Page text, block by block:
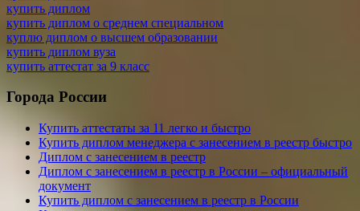
купить диплом
купить диплом о среднем специальном
куплю диплом о высшем образовании
купить диплом вуза
купить аттестат за 9 класс
Города России
Купить аттестаты за 11 легко и быстро
Купить диплом менеджера с занесением в реестр быстро
Диплом с занесением в реестр
Диплом с занесением в реестр в России – официальный
документ
Купить диплом с занесением в реестр в России